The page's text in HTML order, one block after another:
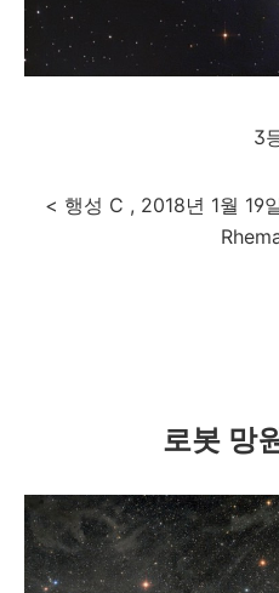
3
< 행성 C , 2018년 1월 19
로봇 망